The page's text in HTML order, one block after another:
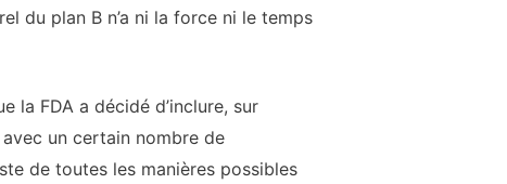
du plan B n’a ni la force ni le temps
la FDA a décidé d’inclure, sur
un certain nombre de
de toutes les manières possibles